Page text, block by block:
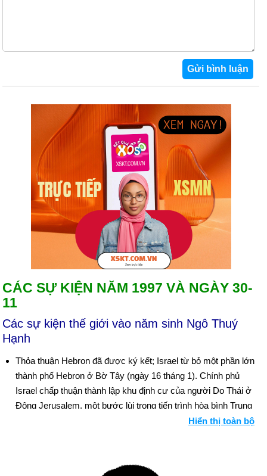
CÁC SỰ KIỆN NĂM 1997 VÀ NGÀY 30-
11
Các sự kiện thế giới vào năm sinh Ngô Thuý
Hạnh
Thỏa thuận Hebron đã được ký kết; Israel từ bỏ một phần lớn
thành phố Hebron ở Bờ Tây (ngày 16 tháng 1). Chính phủ
Israel chấp thuận thành lập khu định cư của người Do Thái ở
Đông Jerusalem, một bước lùi trong tiến trình hòa bình Trung
Đông (ngày 26 tháng 2). Bối cảnh: Đàm phán Hòa bình Trung
phẩm vàng của Đức Quốc xã (ngày 3 tháng 2).
Hiển thị toàn bộ